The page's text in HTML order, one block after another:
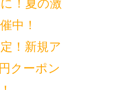
！夏の激
中！
！新規ア
クーポン